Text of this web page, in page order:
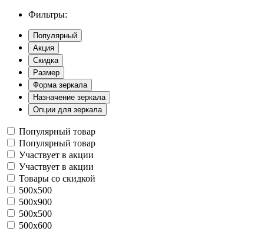
Фильтры:
Популярный
Акция
Скидка
Размер
Форма зеркала
Назначение зеркала
Опции для зеркала
Популярный товар
Популярный товар
Участвует в акции
Участвует в акции
Товары со скидкой
500x500
500x900
500х500
500х600